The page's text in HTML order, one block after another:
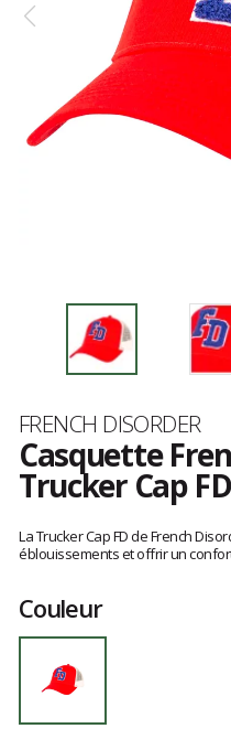
Marque
FRENCH DISORDER
Casquette
Trucker Cap
avis
clients
La Trucker Cap FD de French
éblouissements et offrir un
Couleur